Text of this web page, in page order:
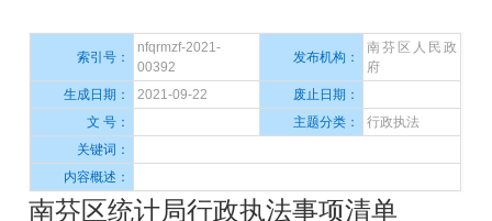
索引号：
nfqrmzf-2021-
00392
发布机构：
南芬区人民政
府
生成日期：
2021-09-22
废止日期：
文 号：
主题分类：
行政执法
关键词：
内容概述：
南芬区统计局行政执法事项清单